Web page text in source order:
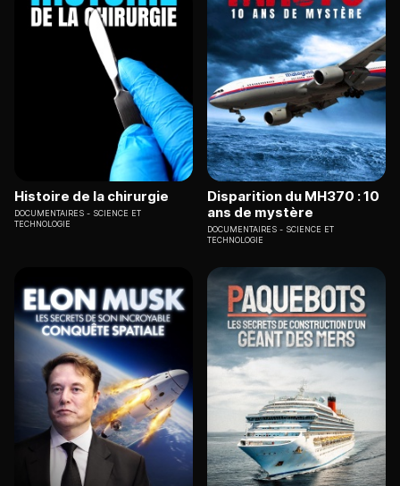
Histoire de la chirurgie
DOCUMENTAIRES
SCIENCE ET
TECHNOLOGIE
Disparition du MH370 : 10
ans de mystère
DOCUMENTAIRES
SCIENCE ET
TECHNOLOGIE